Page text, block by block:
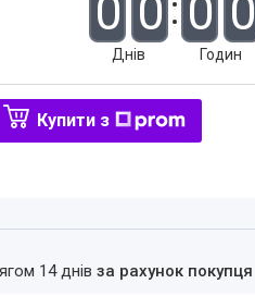
0 0
Днів
0 0
Годин
Купити з
14 днівза рахунок покупця